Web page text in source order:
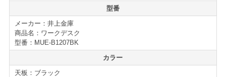
■コードホール
■アジャスト機能
■ MUEシリーズの商品はこちら
＊サイズ等の詳細はページ下部に記載がございます。
型番
メーカー：井上金庫
商品名：ワークデスク
型番：MUE-B1207BK
カラー
天板：ブラック